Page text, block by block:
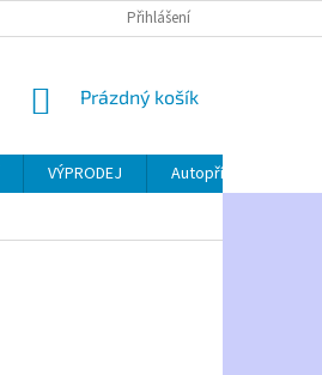
Přihlášení
NÁKUPNÍ
Prázdný košík
VÝPRODEJ
Autopříslušenství